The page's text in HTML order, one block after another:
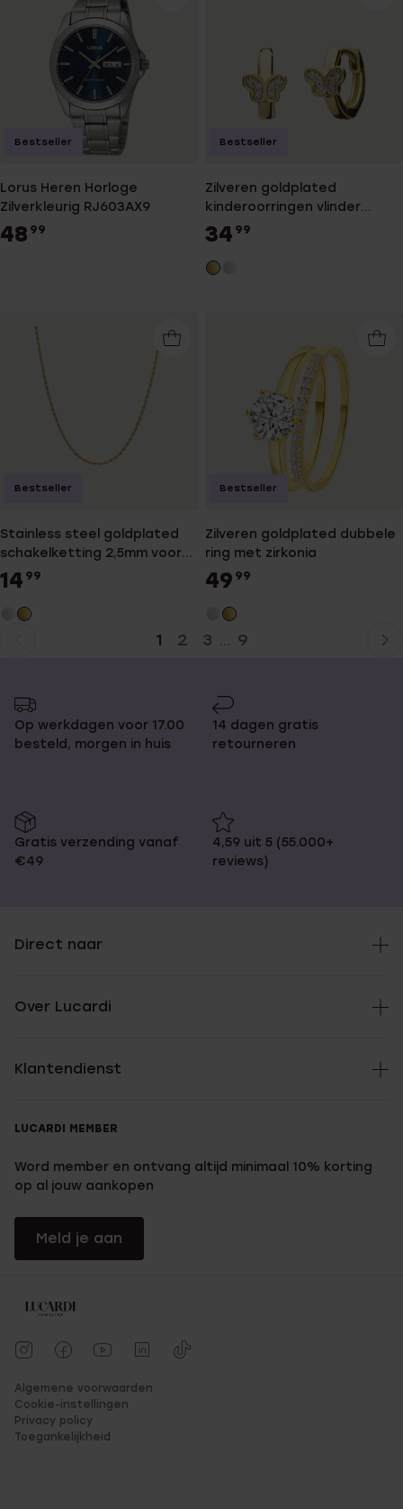
Lorus Heren Horloge
Zilverkleurig RJ603AX9
48 99
Bestseller
Zilveren goldplated
kinderoorringen vlinder
zirkonia
34 99
Bestseller
Stainless steel goldplated
schakelketting 2,5mm voor
dames
14 99
Bestseller
Zilveren goldplated dubbele
ring met zirkonia
49 99
Bestseller
1 2 3 9
Op werkdagen voor 17.00
besteld, morgen in huis
14 dagen gratis
retourneren
Gratis verzending vanaf
€49
4,59 uit 5 (55.000+
reviews)
Direct naar
Over Lucardi
Klantendienst
LUCARDI MEMBER
Word member en ontvang altijd minimaal 10% korting
op al jouw aankopen
Meld je aan
Algemene voorwaarden
Cookie-instellingen
Privacy policy
Toegankelijkheid